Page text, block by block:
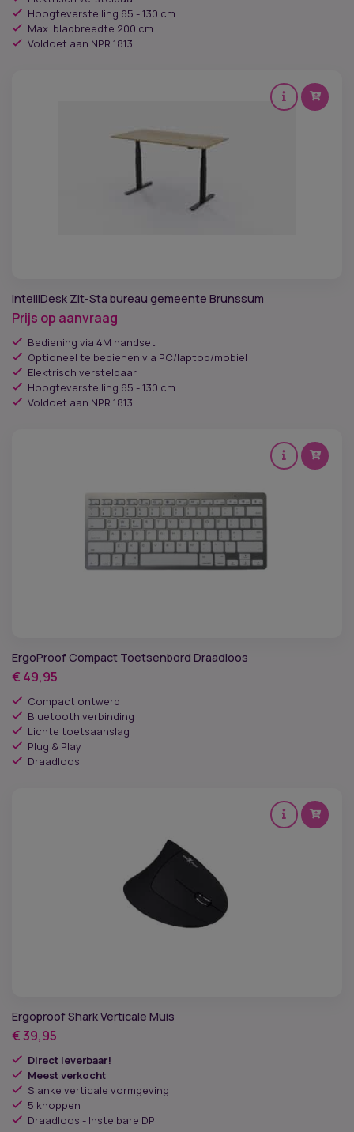
Hoogteverstelling 65 - 130 cm
Max. bladbreedte 200 cm
Voldoet aan NPR 1813
IntelliDesk Zit-Sta bureau gemeente Brunssum
Prijs op aanvraag
Bediening via 4M handset
Optioneel te bedienen via PC/laptop/mobiel
Elektrisch verstelbaar
Hoogteverstelling 65 - 130 cm
Voldoet aan NPR 1813
ErgoProof Compact Toetsenbord Draadloos
€ 49,95
Compact ontwerp
Bluetooth verbinding
Lichte toetsaanslag
Plug & Play
Draadloos
Ergoproof Shark Verticale Muis
€39,95
Direct leverbaar!
Meest verkocht
Slanke verticale vormgeving
5 knoppen
Draadloos - Instelbare DPI